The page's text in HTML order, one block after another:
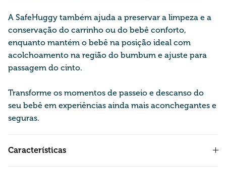
A SafeHuggy também ajuda a preservar a limpeza e a
conservação do carrinho ou do bebê conforto,
enquanto mantém o bebê na posição ideal com
acolchoamento na região do bumbum e ajuste para
passagem do cinto.
Transforme os momentos de passeio e descanso do
seu bebê em experiências ainda mais aconchegantes e
seguras.
Características